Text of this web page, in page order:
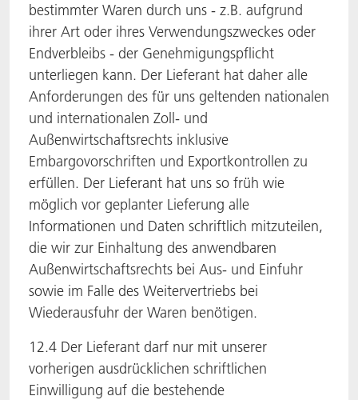
bestimmter Waren durch uns - z.B. aufgrund
ihrer Art oder ihres Verwendungszweckes oder
Endverbleibs - der Genehmigungspflicht
unterliegen kann. Der Lieferant hat daher alle
Anforderungen des für uns geltenden nationalen
und internationalen Zoll- und
Außenwirtschaftsrechts inklusive
Embargovorschriften und Exportkontrollen zu
erfüllen. Der Lieferant hat uns so früh wie
möglich vor geplanter Lieferung alle
Informationen und Daten schriftlich mitzuteilen,
die wir zur Einhaltung des anwendbaren
Außenwirtschaftsrechts bei Aus- und Einfuhr
sowie im Falle des Weitervertriebs bei
Wiederausfuhr der Waren benötigen.
12.4 Der Lieferant darf nur mit unserer
vorherigen ausdrücklichen schriftlichen
Einwilligung auf die bestehende